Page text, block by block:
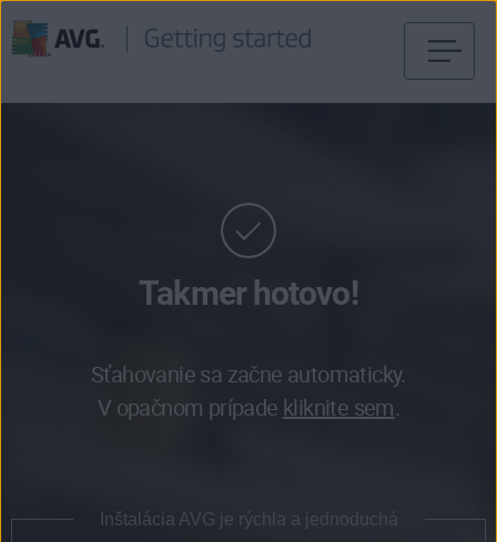
Takmer hotovo!
Sťahovanie sa začne automaticky.
V opačnom prípade kliknite sem.
Inštalácia AVG je rýchla a jednoduchá